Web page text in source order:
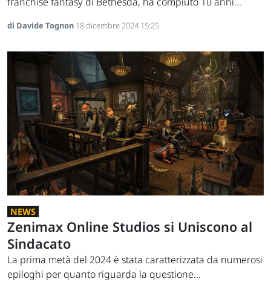
di Davide Tognon 18 dicembre 2024 15:25
NEWS
Zenimax Online Studios si Uniscono al
Sindacato
La prima metà del 2024 è stata caratterizzata da numerosi
epiloghi per quanto riguarda la questione...